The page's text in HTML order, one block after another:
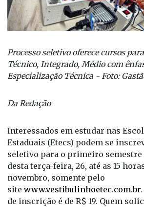
Processo seletivo oferece cursos
Técnico, Integrado, Médio com
Especialização Técnica - Foto:
Da Redação
Interessados em estudar nas
Estaduais (Etecs) podem se
seletivo para o primeiro semestre
desta terça-feira, 26, até as 15
novembro, somente pelo
site www.vestibulinhoetec.com.br
de inscrição é de R$ 19. Quem